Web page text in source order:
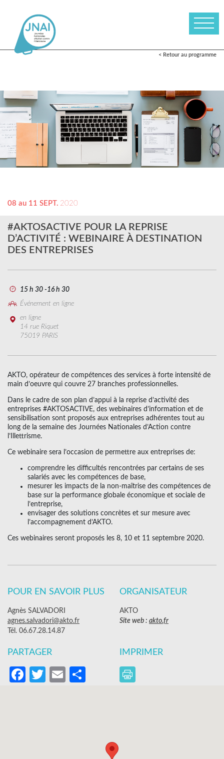
< Retour au programme
08 au 11 SEPT. 2020
#AKTOSACTIVE POUR LA REPRISE
D’ACTIVITÉ : WEBINAIRE À DESTINATION
DES ENTREPRISES
15 h 30 -16 h 30
Événement en ligne
en ligne
14 rue Riquet
75019 PARIS
AKTO, opérateur de compétences des services à forte intensité de
main d’oeuvre qui couvre 27 branches professionnelles.
Dans le cadre de son plan d’appui à la reprise d’activité des
entreprises #AKTOSACTIVE, des webinaires d’information et de
sensibilisation sont proposés aux entreprises adhérentes tout au
long de la semaine des Journées Nationales d’Action contre
l’Illettrisme.
Ce webinaire sera l’occasion de permettre aux entreprises de:
comprendre les difficultés rencontrées par certains de ses
salariés avec les compétences de base,
mesurer les impacts de la non-maîtrise des compétences de
base sur la performance globale économique et sociale de
l’entreprise,
envisager des solutions concrètes et sur mesure avec
l’accompagnement d’AKTO.
Ces webinaires seront proposés les 8, 10 et 11 septembre 2020.
POUR EN SAVOIR PLUS
Agnès SALVADORI
agnes.salvadori@akto.fr
Tél. 06.67.28.14.87
ORGANISATEUR
AKTO
Site web : akto.fr
PARTAGER
Facebook
Twitter
EmailPartager
IMPRIMER